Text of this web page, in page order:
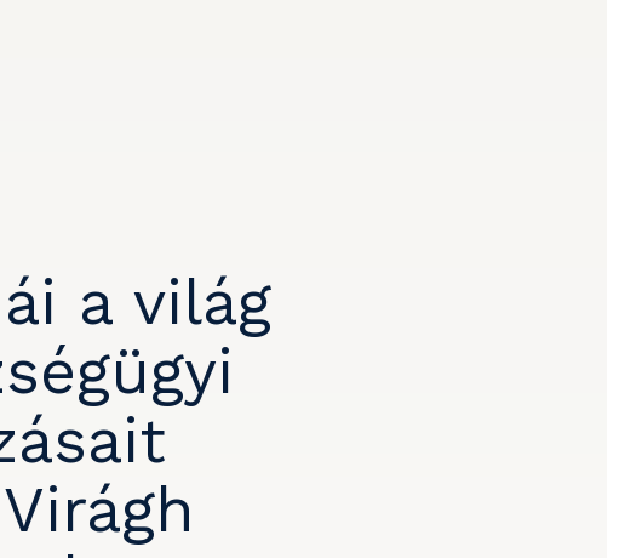
a világ